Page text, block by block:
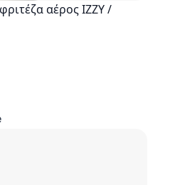
αέρος ΙΖΖΥ /